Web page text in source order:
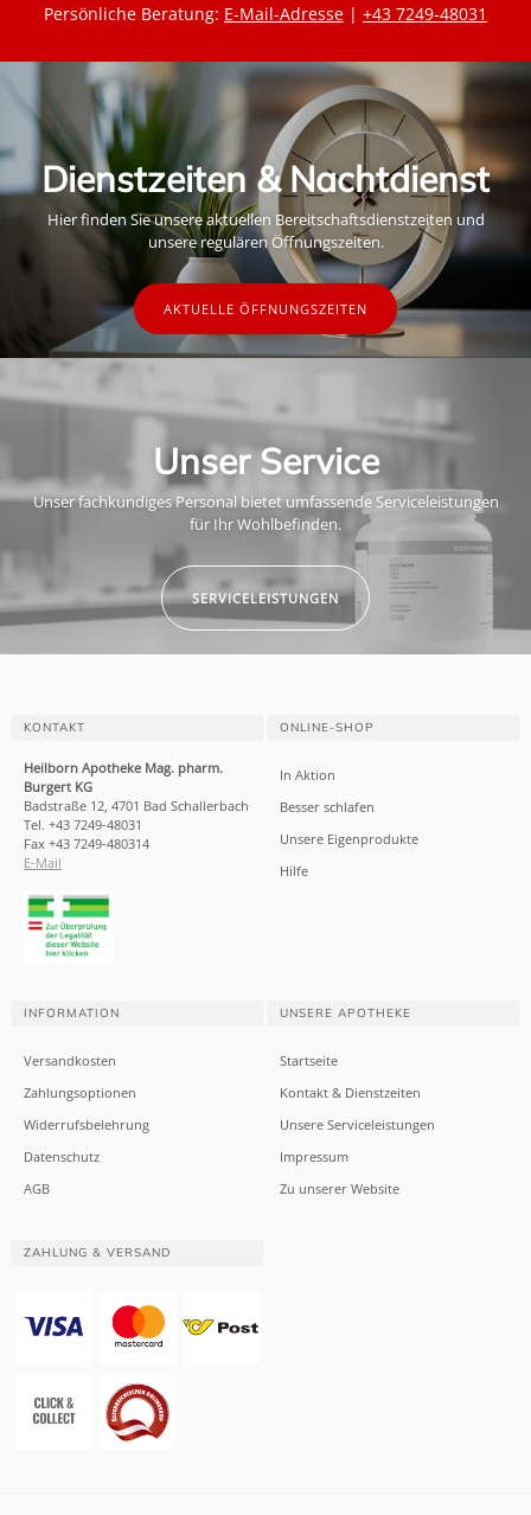
Persönliche Beratung: E-Mail-Adresse | +43 7249-48031
Dienstzeiten & Nachtdienst
Hier finden Sie unsere aktuellen Bereitschaftsdienstzeiten und
unsere regulären Öffnungszeiten.
AKTUELLE ÖFFNUNGSZEITEN
Unser Service
Unser fachkundiges Personal bietet umfassende Serviceleistungen
für Ihr Wohlbefinden.
SERVICELEISTUNGEN
KONTAKT
Heilborn Apotheke Mag. pharm.
Burgert KG
Badstraße 12, 4701 Bad Schallerbach
Tel. +43 7249-48031
Fax +43 7249-480314
E-Mail
ONLINE-SHOP
In Aktion
Besser schlafen
Unsere Eigenprodukte
Hilfe
INFORMATION
Versandkosten
Zahlungsoptionen
Widerrufsbelehrung
Datenschutz
AGB
UNSERE APOTHEKE
Startseite
Kontakt & Dienstzeiten
Unsere Serviceleistungen
Impressum
Zu unserer Website
ZAHLUNG & VERSAND